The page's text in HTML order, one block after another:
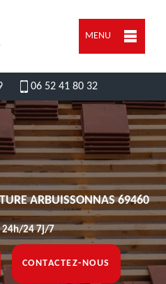
MENU
06 52 41 80 32
ARBUISSONNAS 69460
24h/24 7j/7
CONTACTEZ-NOUS